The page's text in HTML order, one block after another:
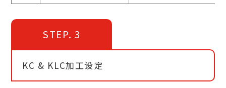
STEP. 3
KC & KLC加工设定